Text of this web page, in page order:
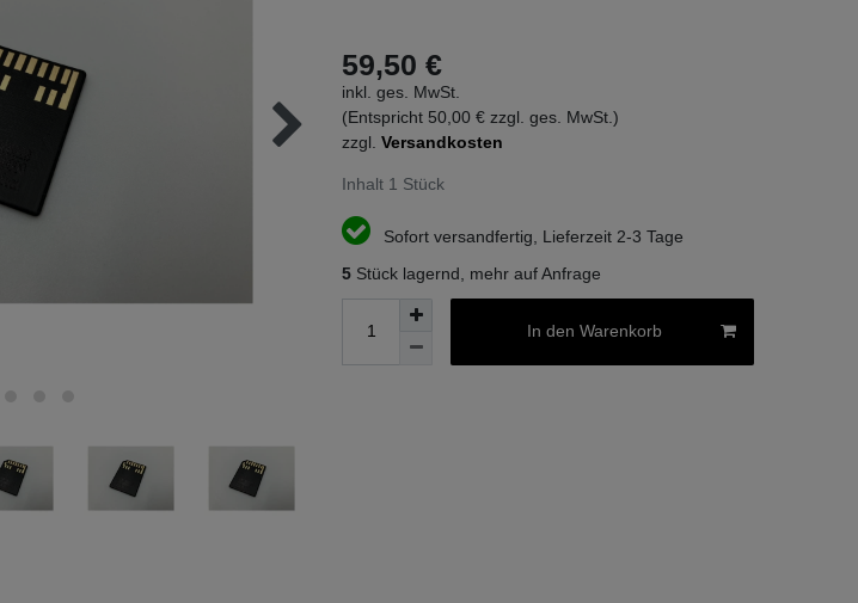
59,50 €
inkl. ges. MwSt.
(Entspricht 50,00 € zzgl. ges. MwSt.)
zzgl. Versandkosten
Inhalt 1 Stück
Sofort versandfertig, Lieferzeit 2-3 Tage
5 Stück lagernd, mehr auf Anfrage
In den Warenkorb